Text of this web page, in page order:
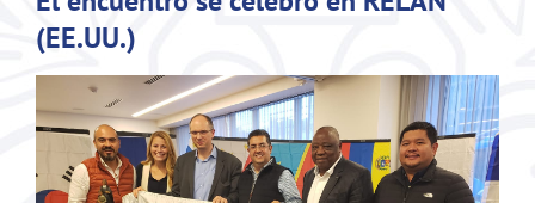
(EE.UU.)
imagen
más